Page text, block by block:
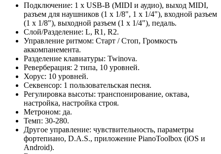
Подключение: 1 x USB-B (MIDI и аудио), выход MIDI,
разъем для наушников (1 x 1/8", 1 x 1/4"), входной разъем
(1 x 1/8"), выходной разъем (1 x 1/4"), педаль.
Слой/Разделение: L, R1, R2.
Управление ритмом: Старт / Стоп, Громкость
аккомпанемента.
Разделение клавиатуры: Twinova.
Реверберация: 2 типа, 10 уровней.
Хорус: 10 уровней.
Секвенсор: 1 пользовательская песня.
Регулировка высоты: транспонирование, октава,
настройка, настройка строя.
Метроном: да.
Темп: 30-280.
Другое управление: чувствительность, параметры
фортепиано, D.A.S., приложение PianoToolbox (iOS и
Android).